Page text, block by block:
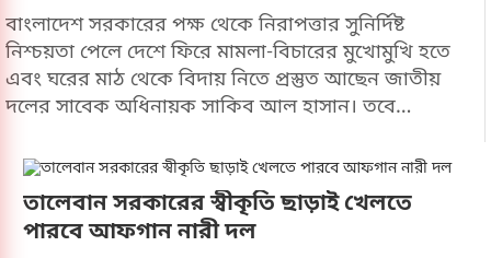
বাংলাদেশ সরকারের পক্ষ থেকে নিরাপত্তার সুনির্দিষ্ট
নিশ্চয়তা পেলে দেশে ফিরে মামলা-বিচারের মুখোমুখি হতে
এবং ঘরের মাঠ থেকে বিদায় নিতে প্রস্তুত আছেন জাতীয়
দলের সাবেক অধিনায়ক সাকিব আল হাসান। তবে
হয়ে খেলার আর কোনো সুযোগ নেই বলে স্পষ্ট জানিয়ে
দিয়েছেন যুব ও ক্রীড়া প্রতিমন্ত্রী মো. আমিনুল হক।শুক্রবার
(৭ আগস্ট) ক্রিকেটভিত্তিক ওয়েবসাইট ক্রিকবাজকে দেওয়া
সাক্ষাৎকারে তিনি সরকারের এই কঠোর অবস্থানের কথা
তালেবান সরকারের স্বীকৃতি ছাড়াই খেলতে
পারবে আফগান নারী দল